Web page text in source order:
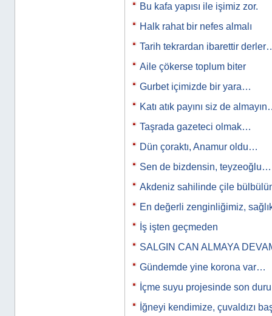
Bu kafa yapısı ile işimiz zor.
Halk rahat bir nefes almalı
Tarih tekrardan ibarettir
Aile çökerse toplum biter
Gurbet içimizde bir yara…
Katı atık payını siz de
Taşrada gazeteci olmak…
Dün çoraktı, Anamur oldu…
Sen de bizdensin, teyzeoğlu…
Akdeniz sahilinde çile
En değerli zenginliğimiz,
İş işten geçmeden
SALGIN CAN ALMAYA
Gündemde yine korona var…
İçme suyu projesinde son
İğneyi kendimize, çuvaldızı